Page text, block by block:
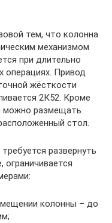
тем, что колонна
механизмом
при длительно
Привод
жёсткости
2К52. Кроме
можно размещать
стол.
развернуть
ограничивается
колонны – до